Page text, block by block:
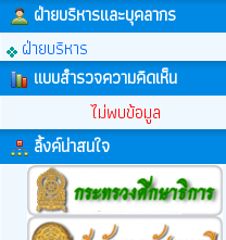
ฝ่ายบริหารและบุคลากร
ฝ่ายบริหาร
แบบสำรวจความคิดเห็น
ไม่พบข้อมูล
ลิ้งค์น่าสนใจ